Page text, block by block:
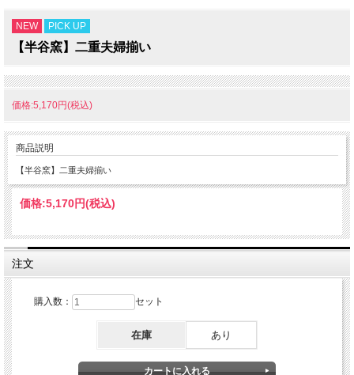
NEW PICK UP
【半谷窯】二重夫婦揃い
価格:5,170円(税込)
商品説明
【半谷窯】二重夫婦揃い
価格:5,170円(税込)
注文
購入数： セット
在庫 あり